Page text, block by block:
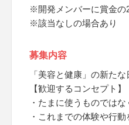
※開発メンバーに賞金の
※該当なしの場合あり
募集内容
「美容と健康」の新た
【歓迎するコンセプト】
・たまに使うものでは
・これまでの体験や行